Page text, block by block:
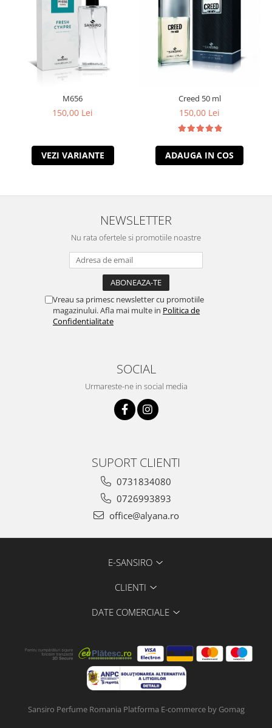
M656
150,00 Lei
VEZI VARIANTE
Creed 50 ml
150,00 Lei
ADAUGA IN COS
NEWSLETTER
Nu rata ofertele si promotiile noastre
Vreau sa primesc newsletter cu promotiile
magazinului. Afla mai multe in Politica de
Confidentialitate
SOCIAL
Urmareste-ne in social media
SUPORT CLIENTI
0731834080
0726993893
office@alyana.ro
E-SANSIRO
CLIENTI
DATE COMERCIALE
Sansiro Perfume Romania Platforma E-commerce by Gomag